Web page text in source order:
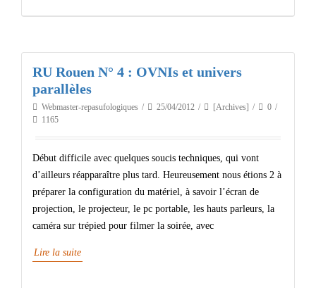
RU Rouen N° 4 : OVNIs et univers
parallèles
Webmaster-repasufologiques 25/04/2012 [Archives]
0
1165
Début difficile avec quelques soucis techniques, qui vont
d’ailleurs réapparaître plus tard. Heureusement nous étions 2 à
préparer la configuration du matériel, à savoir l’écran de
projection, le projecteur, le pc portable, les hauts parleurs, la
caméra sur trépied pour filmer la soirée, avec
Lire la suite